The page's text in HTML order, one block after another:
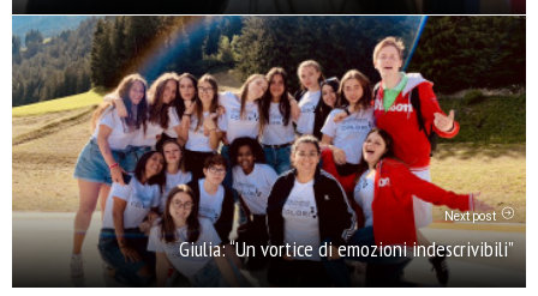
Next post
Giulia: “Un vortice di emozioni indescrivibili”